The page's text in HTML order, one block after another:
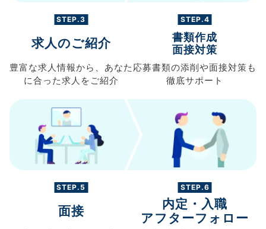
STEP.3
求人のご紹介
豊富な求人情報から、 あなた
に合った求人を ご紹介
STEP.4
書類作成
面接対策
応募書類の添削や面接対策も
徹底サポート
STEP.5
面接
STEP.6
内定・入職
アフターフォロー